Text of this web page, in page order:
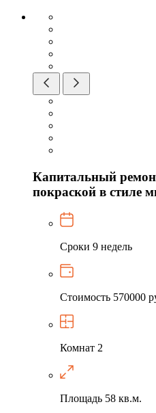
Капитальный
покраской в стиле
Сроки 9 недель
Стоимость 570000
Комнат 2
Площадь 58 кв.м.